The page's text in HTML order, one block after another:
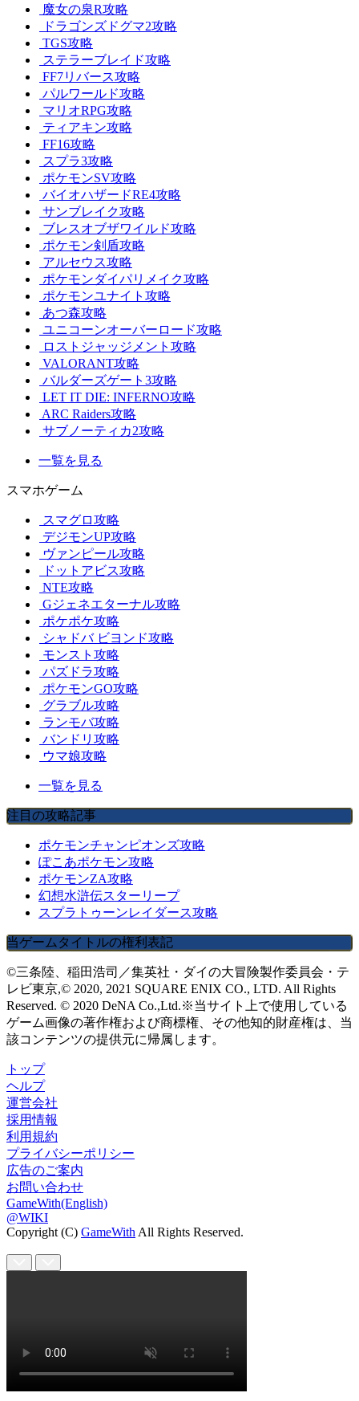
魔女の泉R攻略
ドラゴンズドグマ2攻略
TGS攻略
ステラーブレイド攻略
FF7リバース攻略
パルワールド攻略
マリオRPG攻略
ティアキン攻略
FF16攻略
スプラ3攻略
ポケモンSV攻略
バイオハザードRE4攻略
サンブレイク攻略
ブレスオブザワイルド攻略
ポケモン剣盾攻略
アルセウス攻略
ポケモンダイパリメイク攻略
ポケモンユナイト攻略
あつ森攻略
ユニコーンオーバーロード攻略
ロストジャッジメント攻略
VALORANT攻略
バルダーズゲート3攻略
LET IT DIE: INFERNO攻略
ARC Raiders攻略
サブノーティカ2攻略
一覧を見る
スマホゲーム
スマグロ攻略
デジモンUP攻略
ヴァンピール攻略
ドットアビス攻略
NTE攻略
Gジェネエターナル攻略
ポケポケ攻略
シャドバ ビヨンド攻略
モンスト攻略
パズドラ攻略
ポケモンGO攻略
グラブル攻略
ランモバ攻略
バンドリ攻略
ウマ娘攻略
一覧を見る
注目の攻略記事
ポケモンチャンピオンズ攻略
ぽこあポケモン攻略
ポケモンZA攻略
幻想水滸伝スターリープ
スプラトゥーンレイダース攻略
当ゲームタイトルの権利表記
©三条陸、稲田浩司／集英社・ダイの大冒険製作委員会・テ
レビ東京,© 2020, 2021 SQUARE ENIX CO., LTD. All Rights
Reserved. © 2020 DeNA Co.,Ltd.※当サイト上で使用している
ゲーム画像の著作権および商標権、その他知的財産権は、当
該コンテンツの提供元に帰属します。
トップ
ヘルプ
運営会社
採用情報
利用規約
プライバシーポリシー
広告のご案内
お問い合わせ
GameWith(English)
@WIKI
Copyright (C) GameWith All Rights Reserved.